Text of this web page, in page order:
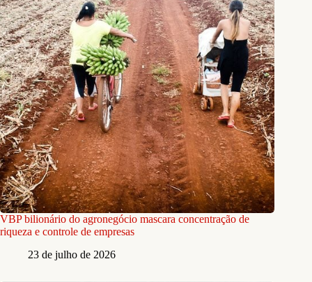
VBP bilionário do agronegócio mascara concentração de
riqueza e controle de empresas
23 de julho de 2026